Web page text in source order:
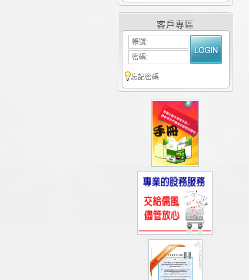
客戶專區
帳號:
密碼:
忘記密碼